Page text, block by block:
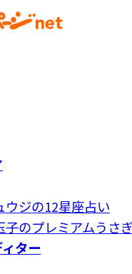
ウジの12星座占い
子のプレミアムうさ
ター